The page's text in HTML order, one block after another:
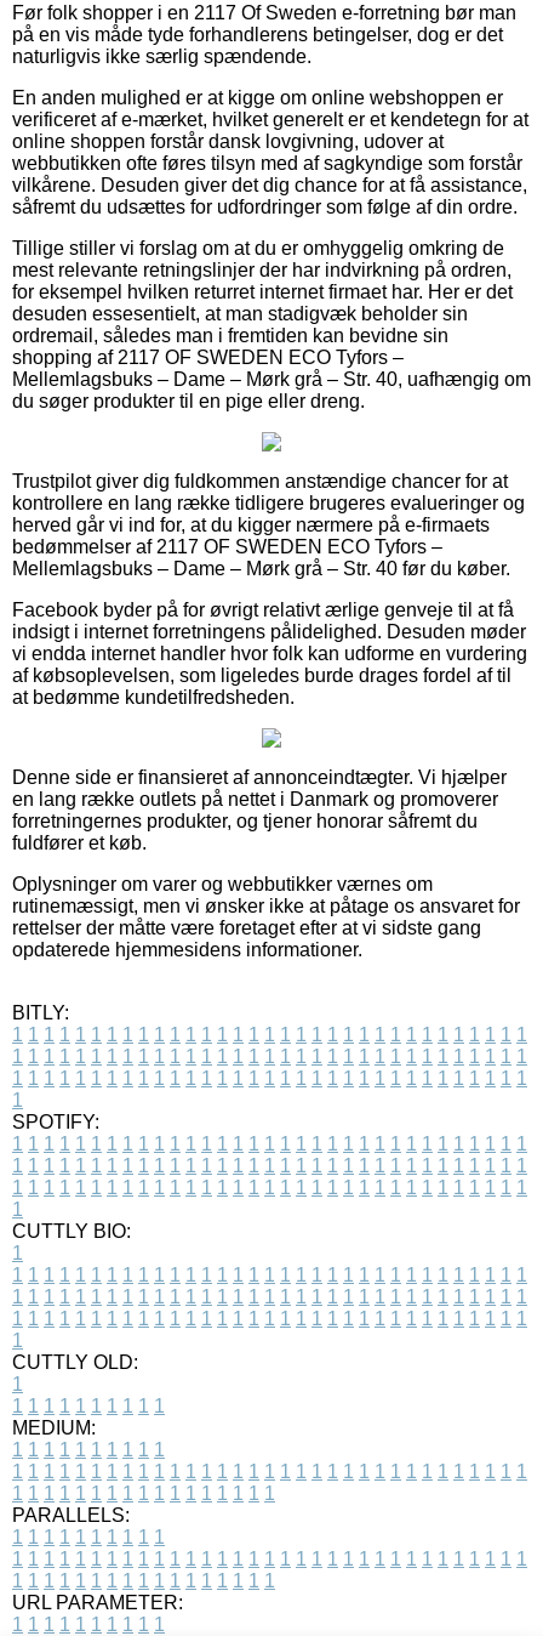
Før folk shopper i en 2117 Of Sweden e-forretning bør man
på en vis måde tyde forhandlerens betingelser, dog er det
naturligvis ikke særlig spændende.
En anden mulighed er at kigge om online webshoppen er
verificeret af e-mærket, hvilket generelt er et kendetegn for at
online shoppen forstår dansk lovgivning, udover at
webbutikken ofte føres tilsyn med af sagkyndige som forstår
vilkårene. Desuden giver det dig chance for at få assistance,
såfremt du udsættes for udfordringer som følge af din ordre.
Tillige stiller vi forslag om at du er omhyggelig omkring de
mest relevante retningslinjer der har indvirkning på ordren,
for eksempel hvilken returret internet firmaet har. Her er det
desuden essesentielt, at man stadigvæk beholder sin
ordremail, således man i fremtiden kan bevidne sin
shopping af 2117 OF SWEDEN ECO Tyfors –
Mellemlagsbuks – Dame – Mørk grå – Str. 40, uafhængig om
du søger produkter til en pige eller dreng.
Trustpilot giver dig fuldkommen anstændige chancer for at
kontrollere en lang række tidligere brugeres evalueringer og
herved går vi ind for, at du kigger nærmere på e-firmaets
bedømmelser af 2117 OF SWEDEN ECO Tyfors –
Mellemlagsbuks – Dame – Mørk grå – Str. 40 før du køber.
Facebook byder på for øvrigt relativt ærlige genveje til at få
indsigt i internet forretningens pålidelighed. Desuden møder
vi endda internet handler hvor folk kan udforme en vurdering
af købsoplevelsen, som ligeledes burde drages fordel af til
at bedømme kundetilfredsheden.
Denne side er finansieret af annonceindtægter. Vi hjælper
en lang række outlets på nettet i Danmark og promoverer
forretningernes produkter, og tjener honorar såfremt du
fuldfører et køb.
Oplysninger om varer og webbutikker værnes om
rutinemæssigt, men vi ønsker ikke at påtage os ansvaret for
rettelser der måtte være foretaget efter at vi sidste gang
opdaterede hjemmesidens informationer.
BITLY:
1 1 1 1 1 1 1 1 1 1 1 1 1 1 1 1 1 1 1 1 1 1 1 1 1 1 1 1 1 1 1 1 1
1 1 1 1 1 1 1 1 1 1 1 1 1 1 1 1 1 1 1 1 1 1 1 1 1 1 1 1 1 1 1 1 1
1 1 1 1 1 1 1 1 1 1 1 1 1 1 1 1 1 1 1 1 1 1 1 1 1 1 1 1 1 1 1 1 1
1
SPOTIFY:
1 1 1 1 1 1 1 1 1 1 1 1 1 1 1 1 1 1 1 1 1 1 1 1 1 1 1 1 1 1 1 1 1
1 1 1 1 1 1 1 1 1 1 1 1 1 1 1 1 1 1 1 1 1 1 1 1 1 1 1 1 1 1 1 1 1
1 1 1 1 1 1 1 1 1 1 1 1 1 1 1 1 1 1 1 1 1 1 1 1 1 1 1 1 1 1 1 1 1
1
CUTTLY BIO:
1
1 1 1 1 1 1 1 1 1 1 1 1 1 1 1 1 1 1 1 1 1 1 1 1 1 1 1 1 1 1 1 1 1
1 1 1 1 1 1 1 1 1 1 1 1 1 1 1 1 1 1 1 1 1 1 1 1 1 1 1 1 1 1 1 1 1
1 1 1 1 1 1 1 1 1 1 1 1 1 1 1 1 1 1 1 1 1 1 1 1 1 1 1 1 1 1 1 1 1
1
CUTTLY OLD:
1
1 1 1 1 1 1 1 1 1 1
MEDIUM:
1 1 1 1 1 1 1 1 1 1
1 1 1 1 1 1 1 1 1 1 1 1 1 1 1 1 1 1 1 1 1 1 1 1 1 1 1 1 1 1 1 1 1
1 1 1 1 1 1 1 1 1 1 1 1 1 1 1 1 1
PARALLELS:
1 1 1 1 1 1 1 1 1 1
1 1 1 1 1 1 1 1 1 1 1 1 1 1 1 1 1 1 1 1 1 1 1 1 1 1 1 1 1 1 1 1 1
1 1 1 1 1 1 1 1 1 1 1 1 1 1 1 1 1
URL PARAMETER:
1 1 1 1 1 1 1 1 1 1